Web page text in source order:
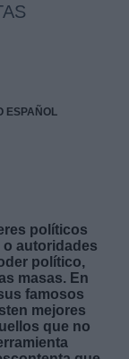
ESPAÑOL
políticos
autoridades
político,
masas. En
famosos
mejores
que no